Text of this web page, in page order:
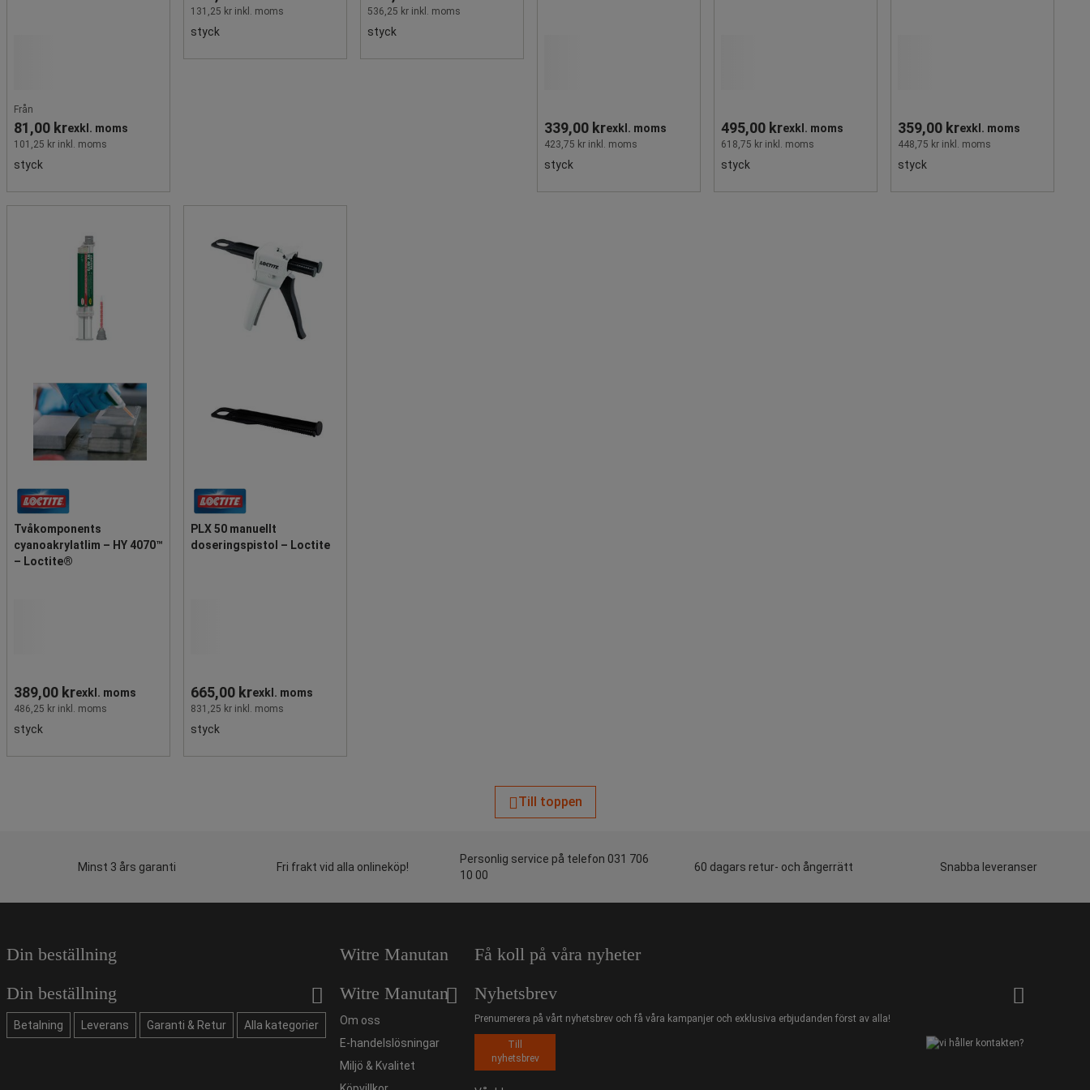
Från
81,00 krexkl. moms
101,25 kr inkl. moms
styck
131,25 kr inkl. moms
styck
536,25 kr inkl. moms
styck
339,00 krexkl. moms
423,75 kr inkl. moms
styck
495,00 krexkl. moms
618,75 kr inkl. moms
styck
359,00 krexkl. moms
448,75 kr inkl. moms
styck
Tvåkomponents
cyanoakrylatlim – HY 4070™
– Loctite®
389,00 krexkl. moms
486,25 kr inkl. moms
styck
PLX 50 manuellt
doseringspistol – Loctite
665,00 krexkl. moms
831,25 kr inkl. moms
styck
Till toppen
Minst 3 års garanti Fri frakt vid alla onlineköp!
Personlig service på telefon 031 706
10 00
60 dagars retur- och ångerrätt Snabba leveranser
Din beställning
Din beställning
Betalning Leverans Garanti & Retur Alla kategorier
Witre Manutan
Witre Manutan
Om oss
E-handelslösningar
Miljö & Kvalitet
Få koll på våra nyheter
Nyhetsbrev
Prenumerera på vårt nyhetsbrev och få våra kampanjer och exklusiva erbjudanden först av alla!
Till
nyhetsbrev